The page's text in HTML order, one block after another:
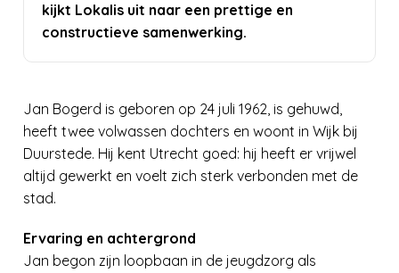
kijkt Lokalis uit naar een prettige en
constructieve samenwerking.
Jan Bogerd is geboren op 24 juli 1962, is gehuwd,
heeft twee volwassen dochters en woont in Wijk bij
Duurstede. Hij kent Utrecht goed: hij heeft er vrijwel
altijd gewerkt en voelt zich sterk verbonden met de
stad.
Ervaring en achtergrond
Jan begon zijn loopbaan in de jeugdzorg als